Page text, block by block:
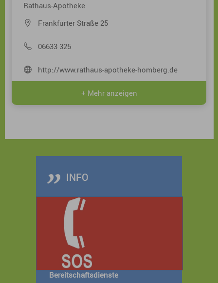
Rathaus-Apotheke
Frankfurter Straße 25
06633 325
http://www.rathaus-apotheke-homberg.de
+ Mehr anzeigen
INFO
Bereitschaftsdienste